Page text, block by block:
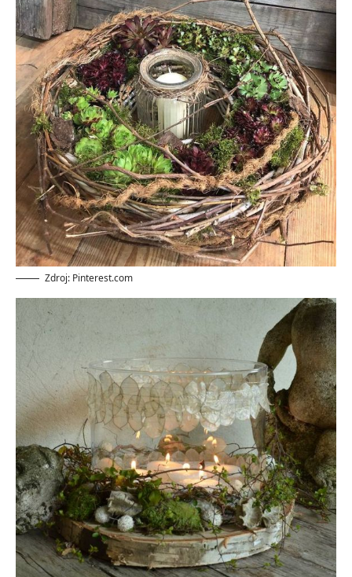
Zdroj: Pinterest.com